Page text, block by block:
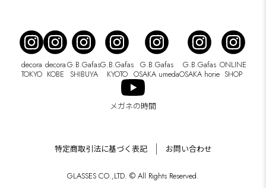
decora
TOKYO
decora
KOBE
G.B.Gafas
SHIBUYA
G.B.Gafas
KYOTO
G.B.Gafas
OSAKA umeda
G.B.Gafas
OSAKA horie
ONLINE
SHOP
メガネの時間
特定商取引法に基づく表記 お問い合わせ
GLASSES CO.,LTD. © All Rights Reserved.